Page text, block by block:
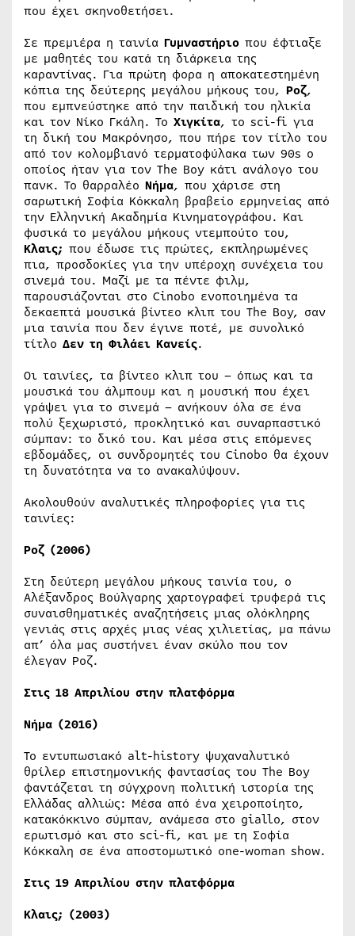
που έχει σκηνοθετήσει.
Σε πρεμιέρα η ταινία Γυμναστήριο που έφτιαξε
με μαθητές του κατά τη διάρκεια της
καραντίνας. Για πρώτη φορα η αποκατεστημένη
κόπια της δεύτερης μεγάλου μήκους του, Ροζ,
που εμπνεύστηκε από την παιδική του ηλικία
και τον Νίκο Γκάλη. Το Χιγκίτα, το sci-fi για
τη δική του Μακρόνησο, που πήρε τον τίτλο του
από τον κολομβιανό τερματοφύλακα των 90s ο
οποίος ήταν για τον The Boy κάτι ανάλογο του
πανκ. Το θαρραλέο Νήμα, που χάρισε στη
σαρωτική Σοφία Κόκκαλη βραβείο ερμηνείας από
την Ελληνική Ακαδημία Κινηματογράφου. Και
φυσικά το μεγάλου μήκους ντεμπούτο του,
Κλαις; που έδωσε τις πρώτες, εκπληρωμένες
πια, προσδοκίες για την υπέροχη συνέχεια του
σινεμά του. Μαζί με τα πέντε φιλμ,
παρουσιάζονται στο Cinobo ενοποιημένα τα
δεκαεπτά μουσικά βίντεο κλιπ του The Boy, σαν
μια ταινία που δεν έγινε ποτέ, με συνολικό
τίτλο Δεν τη Φιλάει Κανείς.
Οι ταινίες, τα βίντεο κλιπ του – όπως και τα
μουσικά του άλμπουμ και η μουσική που έχει
γράψει για το σινεμά – ανήκουν όλα σε ένα
πολύ ξεχωριστό, προκλητικό και συναρπαστικό
σύμπαν: το δικό του. Και μέσα στις επόμενες
εβδομάδες, οι συνδρομητές του Cinobo θα έχουν
τη δυνατότητα να το ανακαλύψουν.
Ακολουθούν αναλυτικές πληροφορίες για τις
ταινίες:
Ροζ (2006)
Στη δεύτερη μεγάλου μήκους ταινία του, ο
Αλέξανδρος Βούλγαρης χαρτογραφεί τρυφερά τις
συναισθηματικές αναζητήσεις μιας ολόκληρης
γενιάς στις αρχές μιας νέας χιλιετίας, μα πάνω
απ’ όλα μας συστήνει έναν σκύλο που τον
έλεγαν Ροζ.
Στις 18 Απριλίου στην πλατφόρμα
Νήμα (2016)
Το εντυπωσιακό alt-history ψυχαναλυτικό
θρίλερ επιστημονικής φαντασίας του The Boy
φαντάζεται τη σύγχρονη πολιτική ιστορία της
Ελλάδας αλλιώς: Μέσα από ένα χειροποίητο,
κατακόκκινο σύμπαν, ανάμεσα στο giallo, στον
ερωτισμό και στο sci-fi, και με τη Σοφία
Κόκκαλη σε ένα αποστομωτικό one-woman show.
Στις 19 Απριλίου στην πλατφόρμα
Κλαις; (2003)